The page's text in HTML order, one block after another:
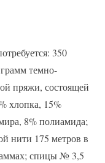
350
темно-
пряжи, состоящей
хлопка, 15%
8% полиамида;
нити 175 метров в
спицы № 3,5